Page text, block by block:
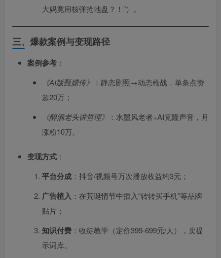
大妈竟用核弹抢地盘？！”）。
三、爆款案例与变现路径
案例参考 ：
《AI版甄嬛传》
：静态剧照→动态枪战，单条点赞
超20万；
《醉酒老头讲哲理》
：水墨风老者+AI克隆声音，月
涨粉10万。
变现方式 ：
平台分成 ：抖音/视频号万次播放收益约3元；
广告植入 ：在荒诞情节中插入“转转买手机”等品牌
贴片；
知识付费 ：收徒教学（定价399-699元/人），卖提
示词库。